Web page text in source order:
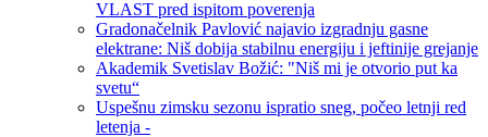
VLAST pred ispitom poverenja
Gradonačelnik Pavlović najavio izgradnju gasne
elektrane: Niš dobija stabilnu energiju i jeftinije grejanje
Akademik Svetislav Božić: "Niš mi je otvorio put ka
svetu“
Uspešnu zimsku sezonu ispratio sneg, počeo letnji red
letenja -